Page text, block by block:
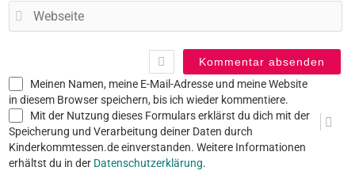
Meinen Namen, meine E-Mail-Adresse und meine Website
in diesem Browser speichern, bis ich wieder kommentiere.
Mit der Nutzung dieses Formulars erklärst du dich mit der
Speicherung und Verarbeitung deiner Daten durch
Kinderkommtessen.de einverstanden. Weitere Informationen
erhältst du in der Datenschutzerklärung.